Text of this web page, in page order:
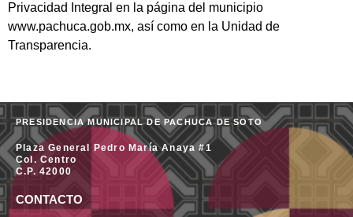
Privacidad Integral en la página del municipio
www.pachuca.gob.mx, así como en la Unidad de
Transparencia.
PRESIDENCIA MUNICIPAL DE PACHUCA DE SOTO
Plaza General Pedro María Anaya #1
Col. Centro
C.P. 42000
CONTACTO